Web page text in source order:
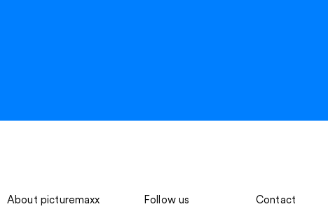
About picturemaxx Follow us Contact